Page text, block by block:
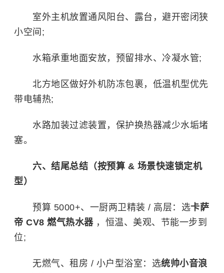
室外主机放置通风阳台、露台，避开密闭狭
小空间;
水箱承重地面安放，预留排水、冷凝水管;
北方地区做好外机防冻包裹，低温机型优先
带电辅热;
水路加装过滤装置，保护换热器减少水垢堵
塞。
六、结尾总结（按预算 & 场景快速锁定机
型）
预算 5000+、一厨两卫精装 / 高层：选卡萨
帝 CV8 燃气热水器，恒温、美观、节能一步到
位;
无燃气、租房 / 小户型浴室：选统帅小音浪